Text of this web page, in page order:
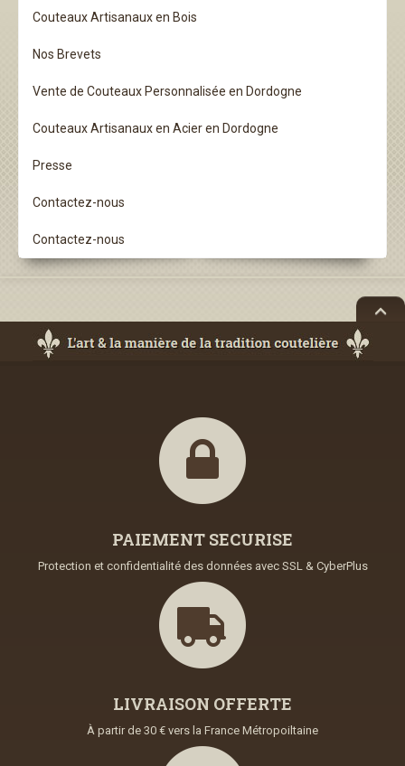
Couteaux Artisanaux en Bois
Nos Brevets
Vente de Couteaux Personnalisée en Dordogne
Couteaux Artisanaux en Acier en Dordogne
Presse
Contactez-nous
Contactez-nous
PAIEMENT SECURISE
Protection et confidentialité des données avec SSL & CyberPlus
LIVRAISON OFFERTE
À partir de 30 € vers la France Métropoiltaine